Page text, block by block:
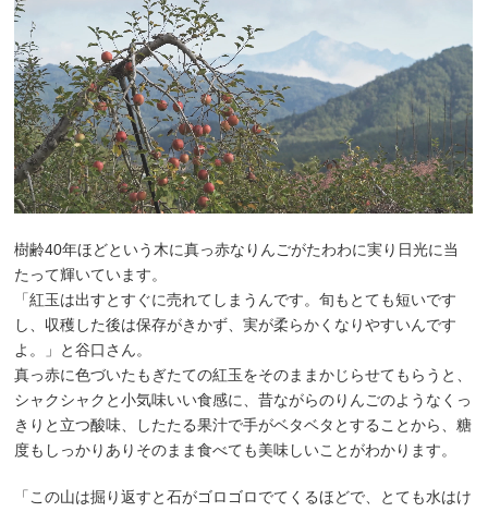
樹齢40年ほどという木に真っ赤なりんごがたわわに実り日光に当
たって輝いています。
「紅玉は出すとすぐに売れてしまうんです。旬もとても短いです
し、収穫した後は保存がきかず、実が柔らかくなりやすいんです
よ。」と谷口さん。
真っ赤に色づいたもぎたての紅玉をそのままかじらせてもらうと、
シャクシャクと小気味いい食感に、昔ながらのりんごのようなくっ
きりと立つ酸味、したたる果汁で手がベタベタとすることから、糖
度もしっかりありそのまま食べても美味しいことがわかります。
「この山は掘り返すと石がゴロゴロでてくるほどで、とても水はけ